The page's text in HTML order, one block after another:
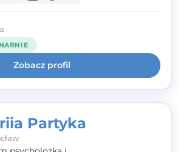
i angielskim, w podejściu
opartym na
i podmiotowości klienta.
Zobacz profil
Partyka